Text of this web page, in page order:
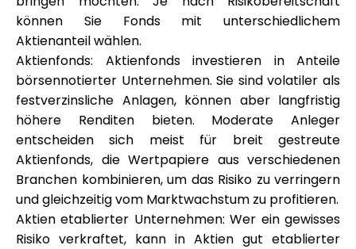
können Sie Fonds mit unterschiedlichem
Aktienanteil wählen.
Aktienfonds: Aktienfonds investieren in Anteile
börsennotierter Unternehmen. Sie sind volatiler als
festverzinsliche Anlagen, können aber langfristig
höhere Renditen bieten. Moderate Anleger
entscheiden sich meist für breit gestreute
Aktienfonds, die Wertpapiere aus verschiedenen
Branchen kombinieren, um das Risiko zu verringern
und gleichzeitig vom Marktwachstum zu profitieren.
Aktien etablierter Unternehmen: Wer ein gewisses
Risiko verkraftet, kann in Aktien gut etablierter